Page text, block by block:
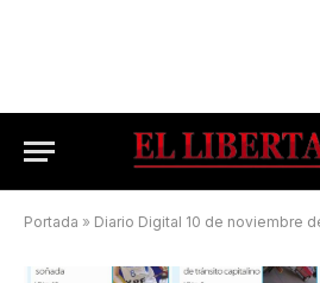
Portada » Diario Digital 10 de noviembre